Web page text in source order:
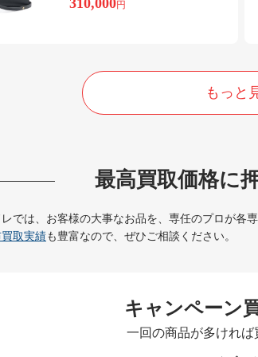
円
もっと
最高買取価格に
では、お客様の大事なお品を、専任のプロが各
取実績も豊富なので、ぜひご相談ください。
キャンペーン
一回の商品が多ければ